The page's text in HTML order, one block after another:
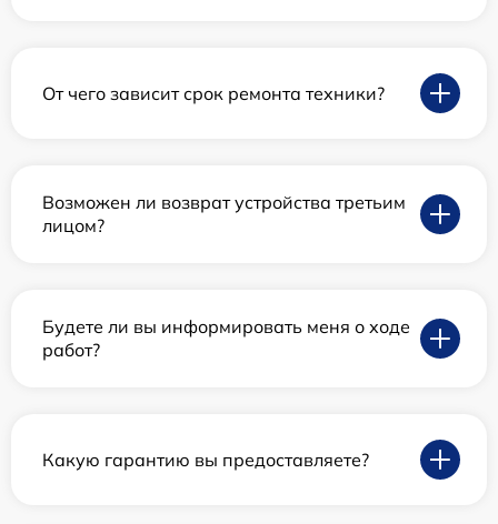
От чего зависит срок ремонта техники?
Возможен ли возврат устройства третьим
лицом?
Будете ли вы информировать меня о ходе
работ?
Какую гарантию вы предоставляете?